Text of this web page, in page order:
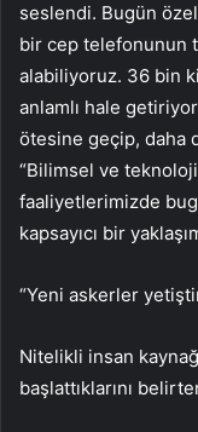
seslendi. Bugün
bir cep telefonunun
alabiliyoruz. 36 bin
anlamlı hale
ötesine geçip, daha
“Bilimsel ve
faaliyetlerimizde
kapsayıcı bir
“Yeni askerler
Nitelikli insan
başlattıklarını